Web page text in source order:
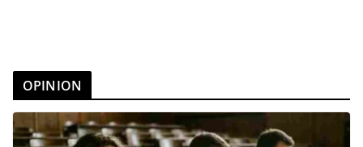
OPINION